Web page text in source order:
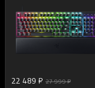
22 489 ₽ 27 999 ₽